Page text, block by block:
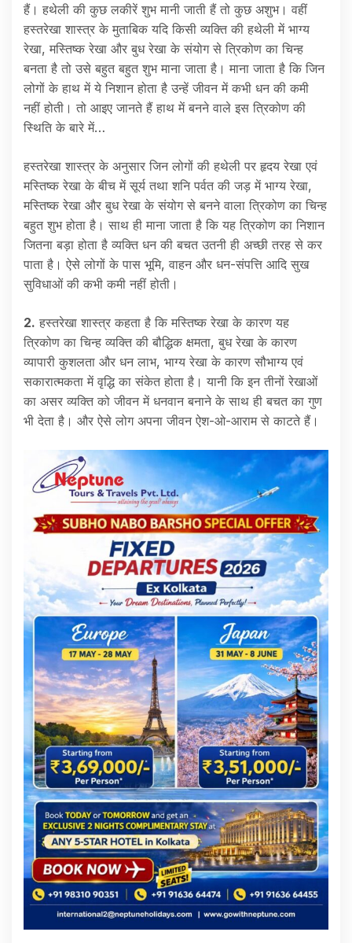
हैं। हथेली की कुछ लकीरें शुभ मानी जाती हैं तो कुछ अशुभ। वहीं
हस्तरेखा शास्त्र के मुताबिक यदि किसी व्यक्ति की हथेली में भाग्य
रेखा, मस्तिष्क रेखा और बुध रेखा के संयोग से त्रिकोण का चिन्ह
बनता है तो उसे बहुत बहुत शुभ माना जाता है। माना जाता है कि जिन
लोगों के हाथ में ये निशान होता है उन्हें जीवन में कभी धन की कमी
नहीं होती। तो आइए जानते हैं हाथ में बनने वाले इस त्रिकोण की
स्थिति के बारे में…
हस्तरेखा शास्त्र के अनुसार जिन लोगों की हथेली पर हृदय रेखा एवं
मस्तिष्क रेखा के बीच में सूर्य तथा शनि पर्वत की जड़ में भाग्य रेखा,
मस्तिष्क रेखा और बुध रेखा के संयोग से बनने वाला त्रिकोण का चिन्ह
बहुत शुभ होता है। साथ ही माना जाता है कि यह त्रिकोण का निशान
जितना बड़ा होता है व्यक्ति धन की बचत उतनी ही अच्छी तरह से कर
पाता है। ऐसे लोगों के पास भूमि, वाहन और धन-संपत्ति आदि सुख
सुविधाओं की कभी कमी नहीं होती।
2. हस्तरेखा शास्त्र कहता है कि मस्तिष्क रेखा के कारण यह
त्रिकोण का चिन्ह व्यक्ति की बौद्धिक क्षमता, बुध रेखा के कारण
व्यापारी कुशलता और धन लाभ, भाग्य रेखा के कारण सौभाग्य एवं
सकारात्मकता में वृद्धि का संकेत होता है। यानी कि इन तीनों रेखाओं
का असर व्यक्ति को जीवन में धनवान बनाने के साथ ही बचत का गुण
भी देता है। और ऐसे लोग अपना जीवन ऐश-ओ-आराम से काटते हैं।